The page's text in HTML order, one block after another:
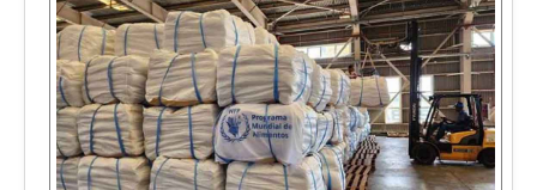
Ciencia, tecnología y curiosidades
Francés
Inglés
Desempolvando la historia